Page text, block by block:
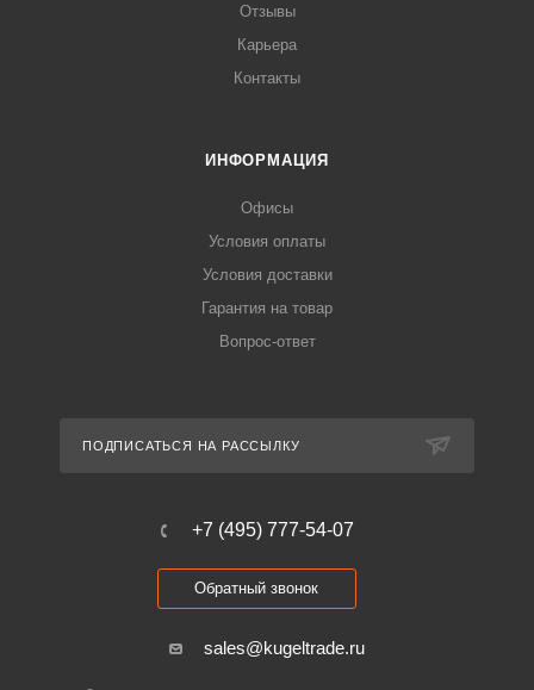
Отзывы
Карьера
Контакты
ИНФОРМАЦИЯ
Офисы
Условия оплаты
Условия доставки
Гарантия на товар
Вопрос-ответ
ПОДПИСАТЬСЯ НА РАССЫЛКУ
+7 (495) 777-54-07
Обратный звонок
sales@kugeltrade.ru